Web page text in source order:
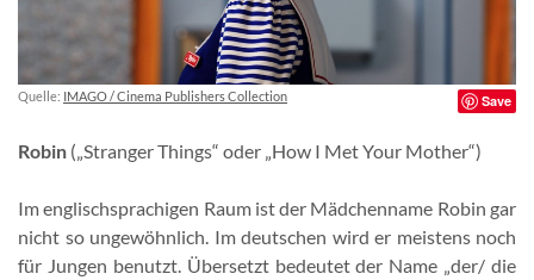
Quelle: IMAGO / Cinema Publishers Collection Save
Robin („Stranger Things“ oder „How I Met Your Mother“)
Im englischsprachigen Raum ist der Mädchenname Robin gar
nicht so ungewöhnlich. Im deutschen wird er meistens noch
für Jungen benutzt. Übersetzt bedeutet der Name „der/ die